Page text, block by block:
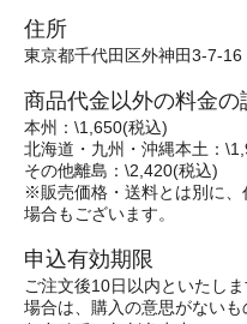
住所
東京都千代田区外神田3-7-16
商品代金以外の料金の
本州：\1,650(税込)
北海道・九州・沖縄本土：
その他離島：\2,420(税込)
※販売価格・送料とは別に、
場合もございます。
申込有効期限
ご注文後10日以内といたし
場合は、購入の意思がない